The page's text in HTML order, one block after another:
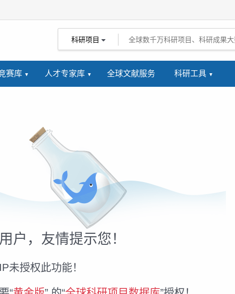
科研项目
赛库 人才专家库 全球文献服务 科研工具
户，友情提示您！
未授权此功能！